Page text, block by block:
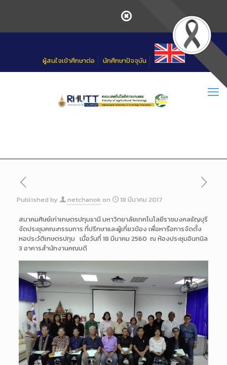
ผู้สนใจเข้าศึกษาต่อ นักศึกษาปัจจุบัน
Published by netchanok on 18 มีนาคม 2017
สมาคมศิษย์เก่าเกษตรปทุมธานี มหาวิทยาลัยเทคโนโลยีราชมงคลธัญบุรี
จัดประชุมคณะกรรมการ ที่ปรึกษาและผู้เกี่ยวข้อง เพื่อหารือการจัดตั้ง
หอประวัติเกษตรปทุม เมื่อวันที่ 18 มีนาคม 2560 ณ ห้องประชุมอินทนิล
3 อาคารสำนักงานคณบดี